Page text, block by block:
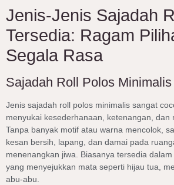
Jenis-Jenis Sajadah
Tersedia: Ragam
Segala Rasa
Sajadah Roll Polos Minimalis
Jenis sajadah roll polos minimalis sangat
menyukai kesederhanaan, ketenangan, dan
Tanpa banyak motif atau warna mencolok,
kesan bersih, lapang, dan damai pada
menenangkan jiwa. Biasanya tersedia
yang menyejukkan mata seperti hijau tua,
abu-abu.